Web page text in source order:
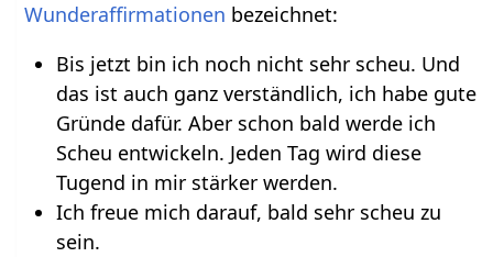
Wunderaffirmationen bezeichnet:
Bis jetzt bin ich noch nicht sehr scheu. Und
das ist auch ganz verständlich, ich habe gute
Gründe dafür. Aber schon bald werde ich
Scheu entwickeln. Jeden Tag wird diese
Tugend in mir stärker werden.
Ich freue mich darauf, bald sehr scheu zu
sein.